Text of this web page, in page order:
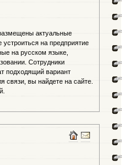
актуальные
на предприятие
на русском языке,
Сотрудники
подходящий вариант
связи, вы найдете на сайте.